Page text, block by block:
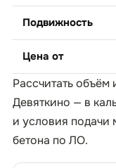
Подвижность
Цена от
Рассчитать
Девяткино — в
и условия подачи
бетона по ЛО.